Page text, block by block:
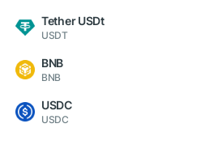
Tether USDt
USDT
BNB
BNB
USDC
USDC